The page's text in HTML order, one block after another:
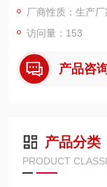
厂商性质：生产厂
访问量：153
产品咨
产品分类
PRODUCT